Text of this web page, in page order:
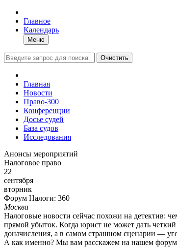
Главное
Календарь
Меню
Очистить
Главная
Новости
Право-300
Конференции
Досье судей
База судов
Исследования
Анонсы мероприятий
Налоговое право
22
сентября
вторник
Форум Налоги: 360
Москва
Налоговые новости сейчас похожи на детектив:
прямой убыток. Когда юрист не может дать
доначисления, а в самом страшном сценарии —
А как именно? Мы вам расскажем на нашем